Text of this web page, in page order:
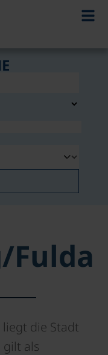
Fulda
die Stadt
gilt als